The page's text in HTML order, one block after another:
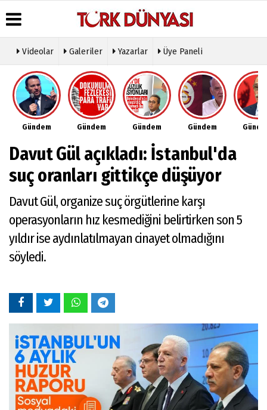
Üye Paneli
Haber
Arşivi
Gazete
Arşivi
Haberleri
Hava
Durumu
Gazete
Manşetleri
Anketler
Biyografiler
Köşe
Yazarları
Video
Galeri
Foto
Etkinlikler
Künye
İletişim
Çerez
Politikası
İlkeleri
Videolar Galeriler Yazarlar Üye Paneli
Gündem Gündem Gündem Gündem
Davut Gül açıkladı: İstanbul'da
suç oranları gittikçe düşüyor
Davut Gül, organize suç örgütlerine karşı
operasyonların hız kesmediğini belirtirken son 5
yıldır ise aydınlatılmayan cinayet olmadığını
söyledi.